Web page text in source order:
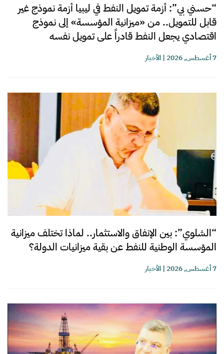
“حسني بي”: أزمة تمويل النفط في ليبيا أزمة نموذج غير
قابل للتمويل.. من «ميزانية المؤسسة» إلى نموذج
اقتصادي يجعل النفط قادراً على تمويل نفسه
7 أغسطس, 2026 |الأخبار
“الشلوي”: بين الإنفاق والاستثمار.. لماذا تختلف ميزانية
المؤسسة الوطنية للنفط عن بقية ميزانيات الدولة؟
7 أغسطس, 2026 |الأخبار